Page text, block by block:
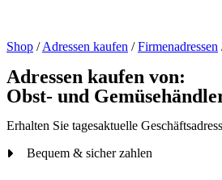
Shop /Adressen kaufen /Firmenadressen
Adressen kaufen von:
Obst- und
Erhalten Sie tagesaktuelle
Bequem & sicher zahlen